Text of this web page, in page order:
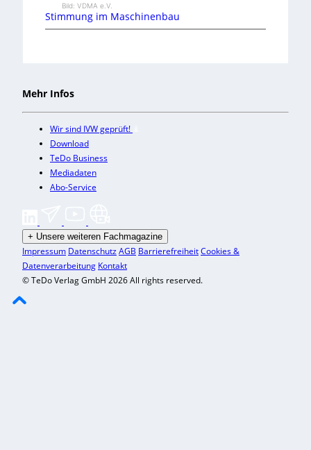
Bild: VDMA e.V.
Stimmung im Maschinenbau
Mehr Infos
Wir sind IVW geprüft!
Download
TeDo Business
Mediadaten
Abo-Service
+ Unsere weiteren Fachmagazine
Impressum DatenschutzAGB BarrierefreiheitCookies &
Datenverarbeitung Kontakt
© TeDo Verlag GmbH 2026 All rights reserved.